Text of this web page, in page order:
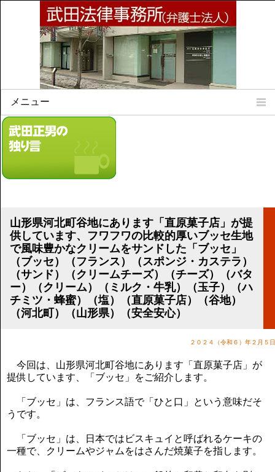
メニュー
Home
所属弁護士
法律相談案内
リンク集
顧問契約について
講演のご案内
気をつけたい法律のポイント
武田正男の独り言
山形県河北町谷地にあります「直原菓子店」が提
供しています、フワフワの比較的厚いブッセ生地
で風味豊かなクリームをサンドした「ブッセ」
（ブッセ）（フランス）（スポンジ・カステラ）
（サンド）（クリームチーズ）（チーズ）（バタ
ー）（クリーム）（ミルク・牛乳）（玉子）（ハ
チミツ・蜂蜜）（塩）（直原菓子店）（谷地）
（河北町）（山形県）（安全安心）
２０２４（令和６）年２月５日
今回は、山形県河北町谷地にあります「直原菓子店」が
提供しています、「ブッセ」をご紹介します。
「ブッセ」は、フランス語で「ひと口」という意味だそ
うです。
「ブッセ」は、日本ではビスキュイと呼ばれるケーキの
一種で、クリームやジャムをはさんだ焼菓子を指します。